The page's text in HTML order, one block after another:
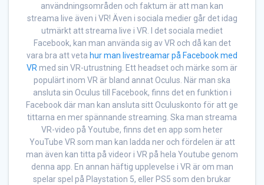
användningsområden och faktum är att man kan
streama live även i VR! Även i sociala medier går det idag
utmärkt att streama live i VR. I det sociala mediet
Facebook, kan man använda sig av VR och då kan det
vara bra att veta hur man livestreamar på Facebook med
VR med sin VR-utrustning. Ett headset och märke som är
populärt inom VR är bland annat Oculus. När man ska
ansluta sin Oculus till Facebook, finns det en funktion i
Facebook där man kan ansluta sitt Oculuskonto för att ge
tittarna en mer spännande streaming. Ska man streama
VR-video på Youtube, finns det en app som heter
YouTube VR som man kan ladda ner och fördelen är att
man även kan titta på videor i VR på hela Youtube genom
denna app. En annan häftig upplevelse i VR är om man
spelar spel på Playstation 5, eller PS5 som den brukar